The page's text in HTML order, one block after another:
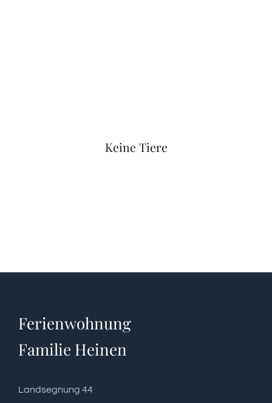
Keine Tiere
Ferienwohnung
Familie Heinen
Landsegnung 44